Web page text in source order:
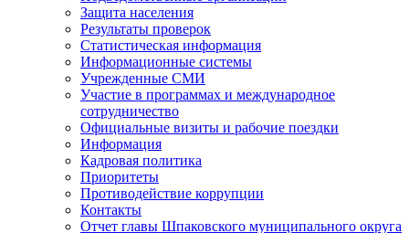
Защита населения
Результаты проверок
Статистическая информация
Информационные системы
Учрежденные СМИ
Участие в программах и международное
сотрудничество
Официальные визиты и рабочие поездки
Информация
Кадровая политика
Приоритеты
Противодействие коррупции
Контакты
Отчет главы Шпаковского муниципального округа